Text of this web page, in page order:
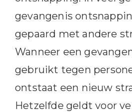
gevangenis
gepaard met andere
Wanneer een
gebruikt tegen
ontstaat een nieuw
Hetzelfde geldt voor